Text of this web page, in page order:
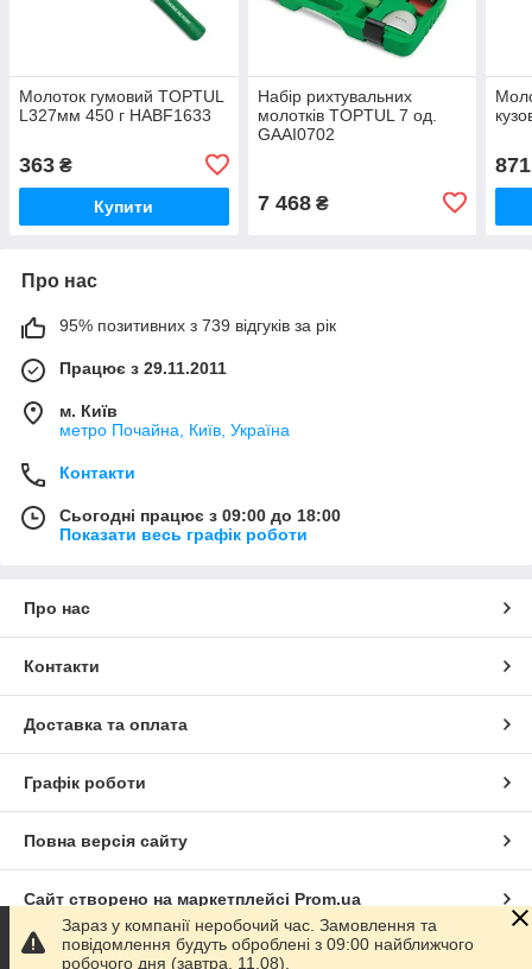
Молоток гумовий TOPTUL
L327мм 450 г HABF1633
363 ₴
Купити
Набір рихтувальних
молотків TOPTUL 7 од.
GAAI0702
7 468₴
871
Про нас
95% позитивних з 739 відгуків за рік
Працює з 29.11.2011
м. Київ
метро Почайна, Київ, Україна
Контакти
Сьогодні працює з 09:00 до 18:00
Показати весь графік роботи
Про нас
Контакти
Доставка та оплата
Графік роботи
Повна версія сайту
Сайт створено на маркетплейсі Prom.ua
Політика конфіденційності
Зараз у компанії неробочий час. Замовлення та
повідомлення будуть оброблені з 09:00 найближчого
робочого дня (завтра, 11.08).